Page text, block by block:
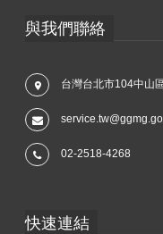
與我們聯絡
台灣台北市104中山
02-2518-4268
快速連結